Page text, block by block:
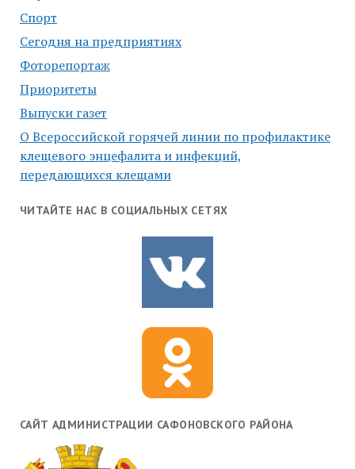
Спорт
Сегодня на предприятиях
Фоторепортаж
Приоритеты
Выпуски газет
О Всероссийской горячей линии по профилактике
клещевого энцефалита и инфекций,
передающихся клещами
ЧИТАЙТЕ НАС В СОЦИАЛЬНЫХ СЕТЯХ
САЙТ АДМИНИСТРАЦИИ САФОНОВСКОГО РАЙОНА